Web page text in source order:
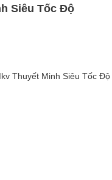
Siêu Tốc Độ